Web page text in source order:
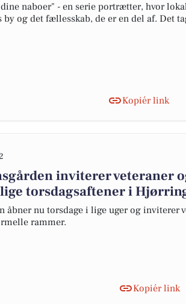
naboer" - en serie portrætter, hvor
og det fællesskab, de er en del af. Det
Kopiér link
inviterer veteraner
torsdagsaftener i
åbner nu torsdage i lige uger og inviterer
rammer.
Kopiér link